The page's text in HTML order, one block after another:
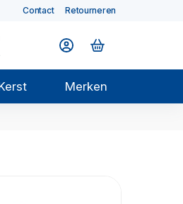
Contact Retourneren
Merken